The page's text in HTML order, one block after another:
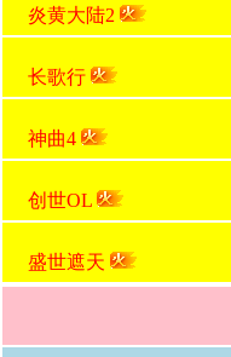
炎黄大陆2
长歌行
神曲4
创世OL
盛世遮天